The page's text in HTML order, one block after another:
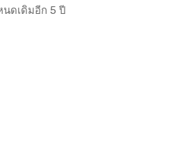
นดเดิมอีก 5 ปี